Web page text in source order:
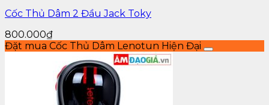
Cốc Thủ Dâm 2 Đầu Jack Toky
800.000₫
Đặt mua Cốc Thủ Dâm Lenotun Hiện Đại